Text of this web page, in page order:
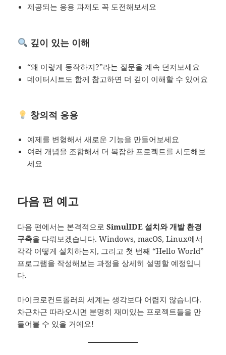
제공되는 응용 과제도 꼭 도전해보세요
깊이 있는 이해
“왜 이렇게 동작하지?”라는 질문을 계속 던져보세요
데이터시트도 함께 참고하면 더 깊이 이해할 수 있어요
창의적 응용
예제를 변형해서 새로운 기능을 만들어보세요
여러 개념을 조합해서 더 복잡한 프로젝트를 시도해보
세요
다음 편 예고
다음 편에서는 본격적으로SimulIDE 설치와 개발 환경
구축을 다뤄보겠습니다. Windows, macOS, Linux에서
각각 어떻게 설치하는지, 그리고 첫 번째 “Hello World”
프로그램을 작성해보는 과정을 상세히 설명할 예정입니
다.
마이크로컨트롤러의 세계는 생각보다 어렵지 않습니다.
차근차근 따라오시면 분명히 재미있는 프로젝트들을 만
들어볼 수 있을 거예요!